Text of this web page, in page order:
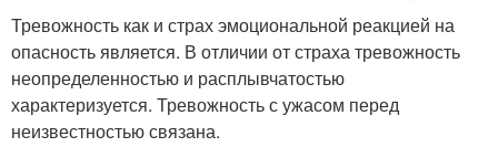
Тревожность как и страх эмоциональной реакцией на
опасность является. В отличии от страха тревожность
неопределенностью и расплывчатостью
характеризуется. Тревожность с ужасом перед
неизвестностью связана.